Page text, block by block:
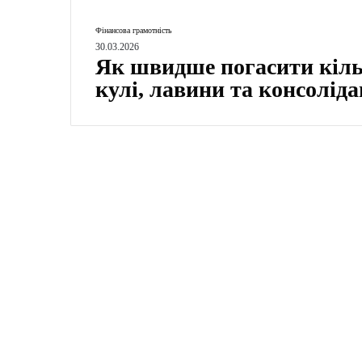
Я
к
ш
и
Фінансова грамотність
30.03.2026
Як швидше погасити
кулі, лавини та